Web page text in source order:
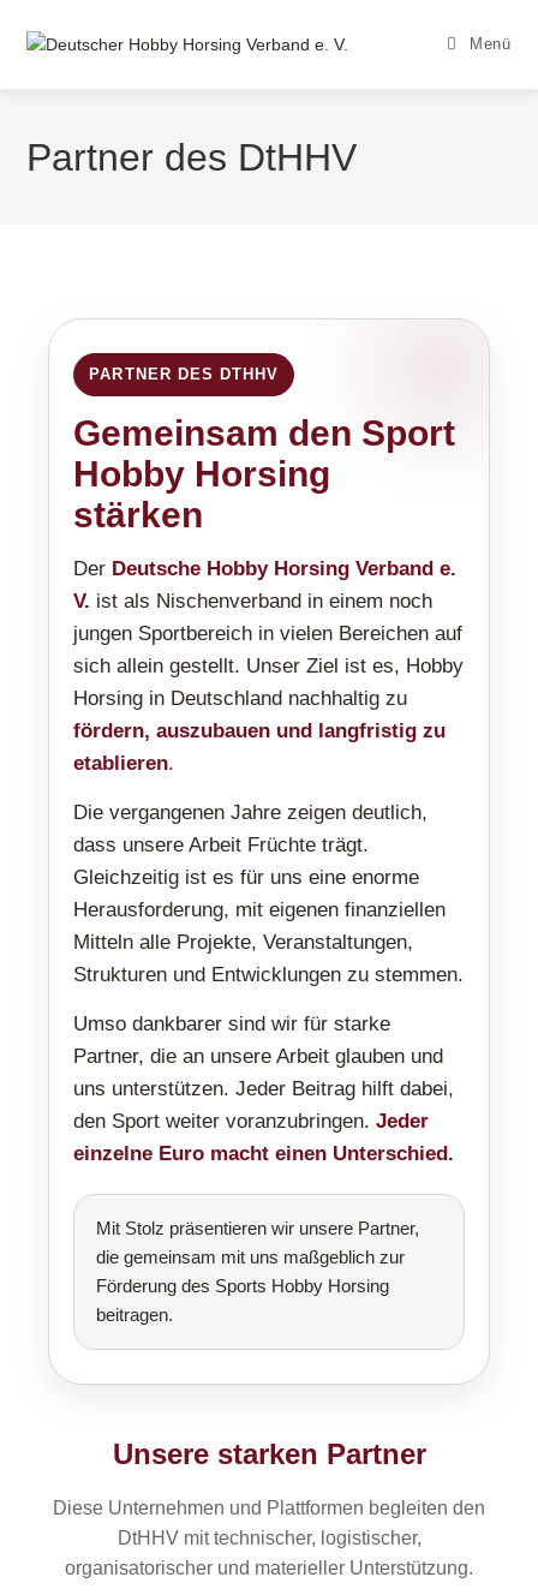
Inhalt
Menü
Partner des DtHHV
PARTNER DES DTHHV
Gemeinsam den Sport
Hobby Horsing
stärken
Der Deutsche Hobby Horsing Verband e.
V. ist als Nischenverband in einem noch
jungen Sportbereich in vielen Bereichen auf
sich allein gestellt. Unser Ziel ist es, Hobby
Horsing in Deutschland nachhaltig zu
fördern, auszubauen und langfristig zu
etablieren.
Die vergangenen Jahre zeigen deutlich,
dass unsere Arbeit Früchte trägt.
Gleichzeitig ist es für uns eine enorme
Herausforderung, mit eigenen finanziellen
Mitteln alle Projekte, Veranstaltungen,
Strukturen und Entwicklungen zu stemmen.
Umso dankbarer sind wir für starke
Partner, die an unsere Arbeit glauben und
uns unterstützen. Jeder Beitrag hilft dabei,
den Sport weiter voranzubringen.Jeder
einzelne Euro macht einen Unterschied.
Mit Stolz präsentieren wir unsere Partner,
die gemeinsam mit uns maßgeblich zur
Förderung des Sports Hobby Horsing
beitragen.
Unsere starken Partner
Diese Unternehmen und Plattformen begleiten den
DtHHV mit technischer, logistischer,
organisatorischer und materieller Unterstützung.